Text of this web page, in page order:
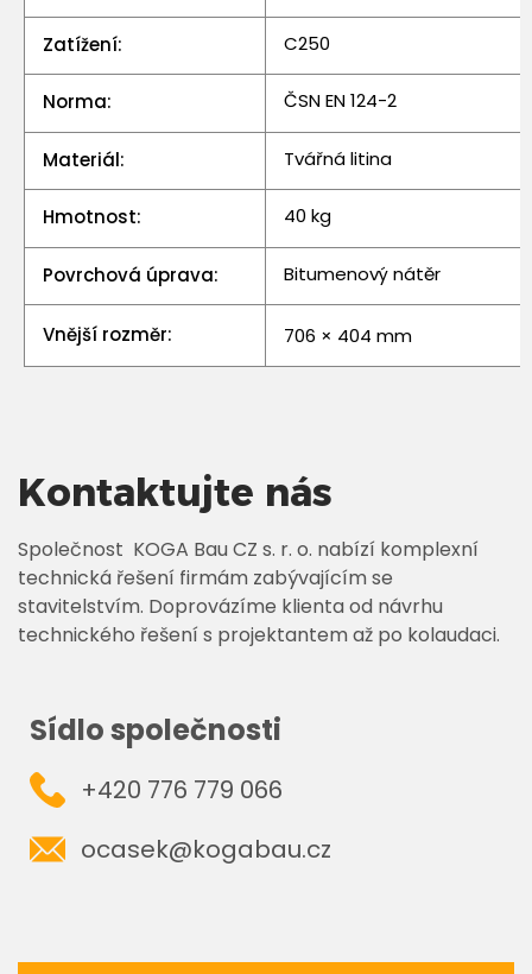
Zatížení: C250
Norma: ČSN EN 124-2
Materiál: Tvářná litina
Hmotnost: 40 kg
Povrchová úprava: Bitumenový nátěr
Vnější rozměr: 706 × 404 mm
Kontaktujte nás
Společnost KOGA Bau CZ s. r. o. nabízí komplexní
technická řešení firmám zabývajícím se
stavitelstvím. Doprovázíme klienta od návrhu
technického řešení s projektantem až po kolaudaci.
Sídlo společnosti
+420 776 779 066
ocasek@kogabau.cz